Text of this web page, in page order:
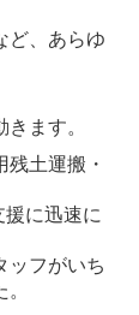
ど、あらゆ
ます。
土運搬・
に迅速に
ッフがいち